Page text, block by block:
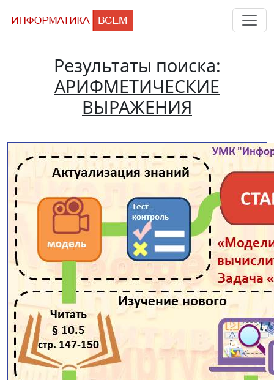
Результаты поиска:
АРИФМЕТИЧЕСКИЕ
ВЫРАЖЕНИЯ